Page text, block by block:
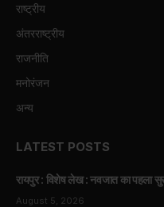
राष्ट्रीय
अंतरराष्ट्रीय
राजनीति
मनोरंजन
अन्य
LATEST POSTS
रायपुर : विशेष लेख : नवजात का पहला
August 5, 2026